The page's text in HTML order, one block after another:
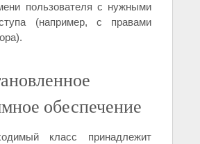
пользователя с нужными
(например, с правами
обеспечение
класс принадлежит